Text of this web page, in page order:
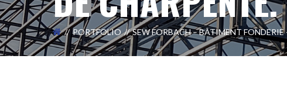
PORTFOLIO SEW FORBACH – BÂTIMENT